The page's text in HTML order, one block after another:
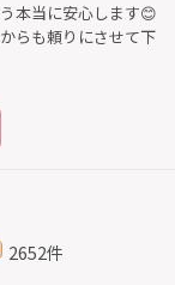
本当に安心します😊
らも頼りにさせて下
2652件